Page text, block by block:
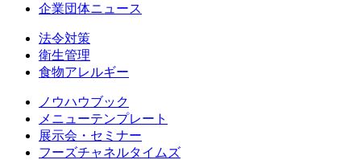
企業団体ニュース
法令対策
衛生管理
食物アレルギー
ノウハウブック
メニューテンプレート
展示会・セミナー
フーズチャネルタイムズ